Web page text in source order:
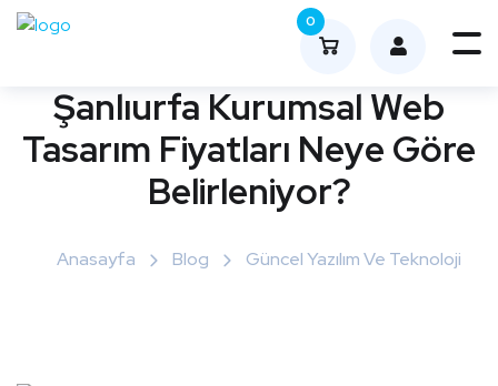
0
Me
Aç
Şanlıurfa Kurumsal Web
Tasarım Fiyatları Neye Göre
Belirleniyor?
Anasayfa Blog Güncel Yazılım Ve Teknoloji